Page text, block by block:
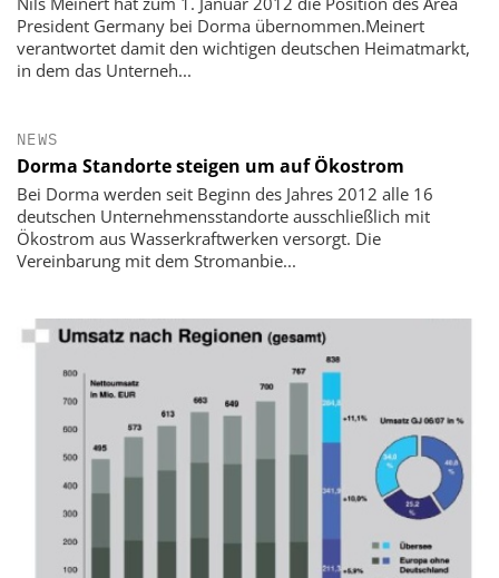
President Germany bei Dorma übernommen.Meinert
verantwortet damit den wichtigen deutschen Heimatmarkt,
in dem das Unterneh...
NEWS
Dorma Standorte steigen um auf Ökostrom
Bei Dorma werden seit Beginn des Jahres 2012 alle 16
deutschen Unternehmensstandorte ausschließlich mit
Ökostrom aus Wasserkraftwerken versorgt. Die
Vereinbarung mit dem Stromanbie...